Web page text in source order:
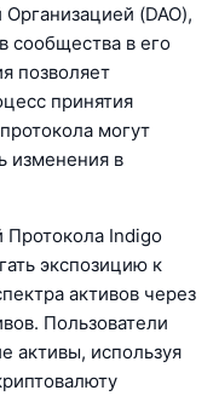
(DAO),
сообщества в его
позволяет
принятия
могут
изменения в
Протокола Indigo
экспозицию к
активов через
Пользователи
активы, используя